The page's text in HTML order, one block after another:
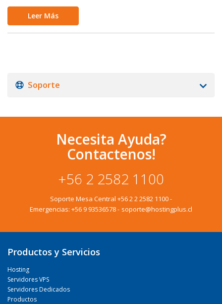
Leer Más
Soporte
Necesita Ayuda?
Contactenos!
+56 2 2582 1100
Soporte Mesa Central +56 2 2 2582 1100-
Emergencias: +56 9 93536578- soporte@hostingplus.cl
Productos y Servicios
Hosting
Servidores VPS
Servidores Dedicados
Productos